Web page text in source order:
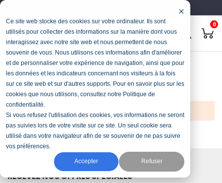
Ce site web stocke des cookies sur votre ordinateur. Ils sont
utilisés pour collecter des informations sur la manière dont vous
interagissez avec notre site web et nous permettent de nous
souvenir de vous. Nous utilisons ces informations afin d'améliorer
et de personnaliser votre expérience de navigation, ainsi que pour
les données et les indicateurs concernant nos visiteurs à la fois
sur ce site web et sur d'autres supports. Pour en savoir plus sur les
cookies que nous utilisons, consultez notre Politique de
confidentialité.
Si vous refusez l'utilisation des cookies, vos informations ne seront
pas suivies lors de votre visite sur ce site. Un seul cookie sera
utilisé dans votre navigateur afin de se souvenir de ne pas suivre
vos préférences.
Accepter Refuser
0
Accueil Stock & Occasions Tout-terrain 2x4
Tout-terrain 2x4
Aucun produit à afficher.
RECEVEZ NOS OFFRES SPÉCIALES